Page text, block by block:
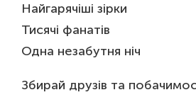
Найгарячіші зірки
Тисячі фанатів
Одна незабутня ніч
Збирай друзів та